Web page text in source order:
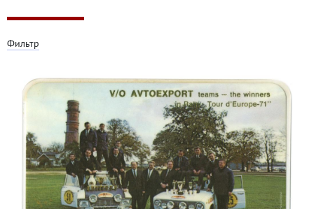
Фильтр